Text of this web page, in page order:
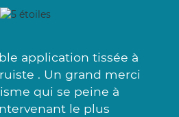
application tissée à
. Un grand merci
qui se peine à
le plus